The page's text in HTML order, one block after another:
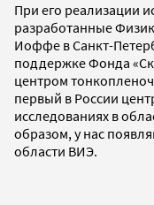
При его реализации
разработанные
Иоффе в Санкт-
поддержке Фонда
центром
первый в России
исследованиях в
образом, у нас
области ВИЭ.